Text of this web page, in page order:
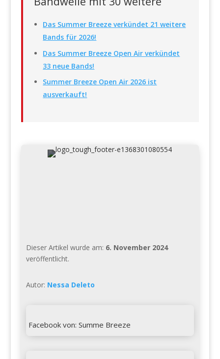
Das Summer Breeze verkündet 21 weitere
Bands für 2026!
Das Summer Breeze Open Air verkündet
33 neue Bands!
Summer Breeze Open Air 2026 ist
ausverkauft!
Dieser Artikel wurde am: 6. November 2024
veröffentlicht.
Autor: Nessa Deleto
Facebook von: Summe Breeze